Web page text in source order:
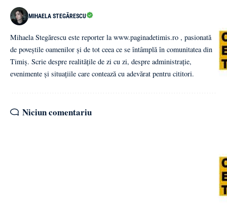
MIHAELA STEGĂRESCU
Mihaela Stegărescu este reporter la www.paginadetimis.ro , pasionată
de poveștile oamenilor și de tot ceea ce se întâmplă în comunitatea din
Timiș. Scrie despre realitățile de zi cu zi, despre administrație,
evenimente și situațiile care contează cu adevărat pentru cititori.
Niciun comentariu